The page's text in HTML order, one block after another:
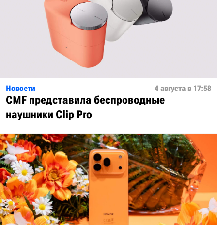
Новости 4 августа в 17:58
CMF представила беспроводные
наушники Clip Pro